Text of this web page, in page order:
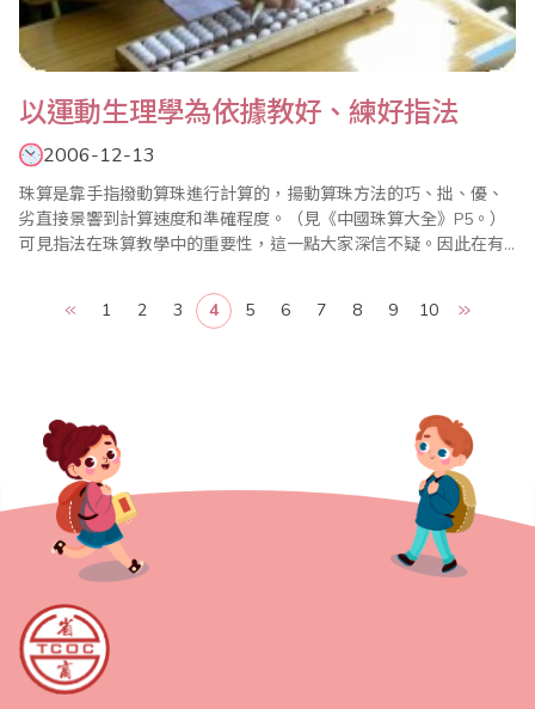
以運動生理學為依據教好、練好指法
2006-12-13
珠算是靠手指撥動算珠進行計算的，揚動算珠方法的巧、拙、優、
劣直接景響到計算速度和準確程度。（見《中國珠算大全》P5。）
可見指法在珠算教學中的重要性，這一點大家深信不疑。因此在有
非淺。指法是靠手指運動的，其運動貫性，運作範圍、力度以用各
關節活動都與運動生理學有著密節聯繫。因此，筆者想從另一角度
1 2 3 4 5 6 7 8 9 10